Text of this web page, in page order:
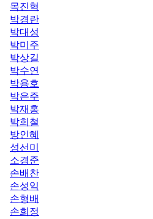
목진혁
박경란
박대성
박미주
박상길
박수연
박용호
박은주
박재홍
박희철
방인혜
성선미
소경준
손배찬
손성익
손형배
손희정